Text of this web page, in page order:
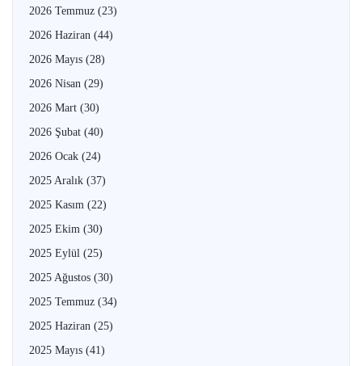
2026 Temmuz (23)
2026 Haziran (44)
2026 Mayıs (28)
2026 Nisan (29)
2026 Mart (30)
2026 Şubat (40)
2026 Ocak (24)
2025 Aralık (37)
2025 Kasım (22)
2025 Ekim (30)
2025 Eylül (25)
2025 Ağustos (30)
2025 Temmuz (34)
2025 Haziran (25)
2025 Mayıs (41)